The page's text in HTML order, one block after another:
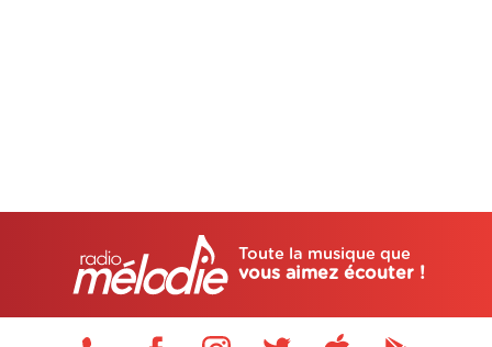
Toute la musique que
vous aimez écouter !